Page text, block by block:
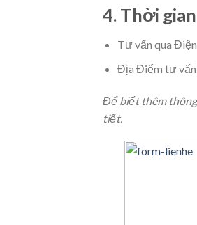
4. Thời
Tư vấn qua
Địa Điểm tư vấn
Để biết thêm
tiết.